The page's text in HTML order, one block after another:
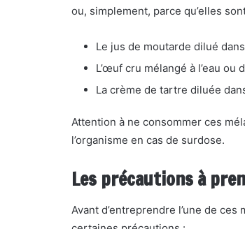
ou, simplement, parce qu’elles
Le jus de moutarde dilué
L’œuf cru mélangé à l’eau ou
La crème de tartre diluée
Attention à ne consommer ces
l’organisme en cas de surdose.
Les précautions à
Avant d’entreprendre l’une de